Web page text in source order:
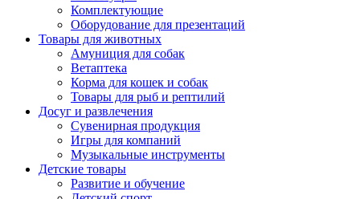
Комплектующие
Оборудование для презентаций
Товары для животных
Амуниция для собак
Ветаптека
Корма для кошек и собак
Товары для рыб и рептилий
Досуг и развлечения
Сувенирная продукция
Игры для компаний
Музыкальные инструменты
Детские товары
Развитие и обучение